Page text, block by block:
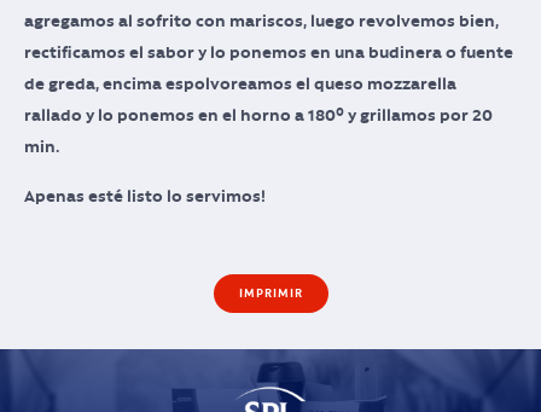
agregamos al sofrito con mariscos, luego revolvemos bien,
rectificamos el sabor y lo ponemos en una budinera o fuente
de greda, encima espolvoreamos el queso mozzarella
rallado y lo ponemos en el horno a 180º y grillamos por 20
min.
Apenas esté listo lo servimos!
IMPRIMIR